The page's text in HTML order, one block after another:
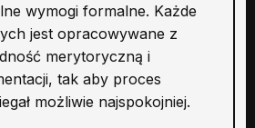
wymogi formalne. Każde
jest opracowywane z
merytoryczną i
tak aby proces
możliwie najspokojniej.